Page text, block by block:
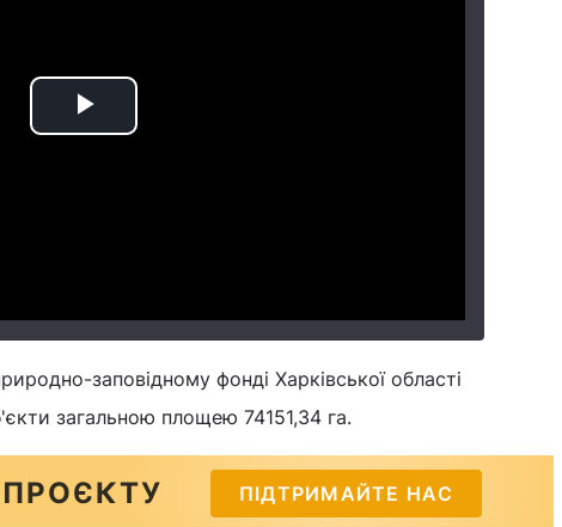
Play
заповідному фонді Харківської області
загальною площею 74151,34 га.
ПІДТРИМАЙТЕ НАС